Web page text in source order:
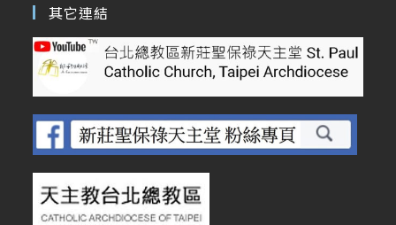
其它連結